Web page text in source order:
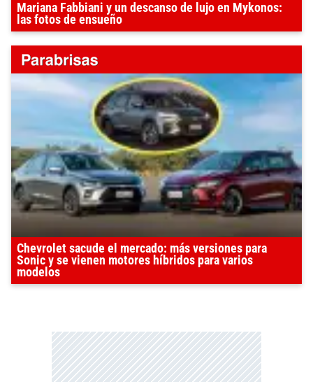
Mariana Fabbiani y un descanso de lujo en Mykonos:
las fotos de ensueño
Chevrolet sacude el mercado: más versiones para
Sonic y se vienen motores híbridos para varios
modelos